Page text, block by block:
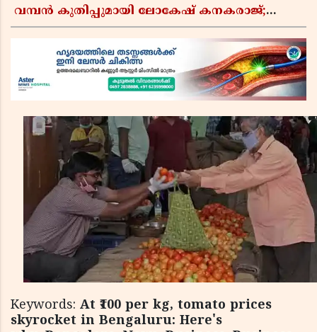
വമ്പൻ കുതിപ്പുമായി ലോകേഷ് കനകരാജ്;
Keywords: At ₹100 per kg, tomato prices
skyrocket in Bengaluru: Here's